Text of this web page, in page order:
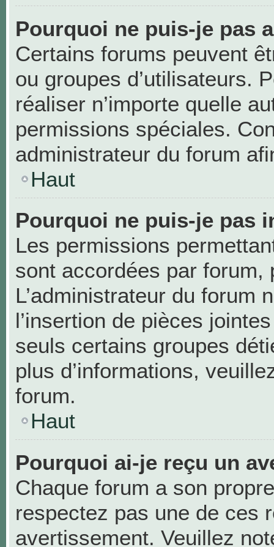
Pourquoi ne puis-je pas
Certains forums peuvent
ou groupes d’utilisateurs.
réaliser n’importe quelle
permissions spéciales.
administrateur du forum
Haut
Pourquoi ne puis-je pas
Les permissions
sont accordées par forum,
L’administrateur du forum
l’insertion de pièces
seuls certains groupes
plus d’informations,
forum.
Haut
Pourquoi ai-je reçu un
Chaque forum a son
respectez pas une de ces
avertissement. Veuillez